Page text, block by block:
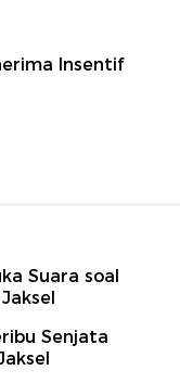
Insentif
Suara soal
Senjata